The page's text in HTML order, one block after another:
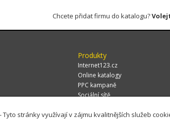
Chcete přidat firmu do katalogu?
Produkty
Internet123.cz
Online katalogy
PPC kampaně
Sociální sítě
Tyto stránky využívají v zájmu kvalitnějších služeb